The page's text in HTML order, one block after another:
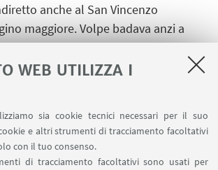
WEB UTILIZZA I
sia cookie tecnici necessari per il suo
e altri strumenti di tracciamento facoltativi
con il tuo consenso.
di tracciamento facoltativi sono usati per
anche al San Vincenzo
maggiore.Volpe badava anzi a
di Ludovico venne intesa dai tre
la sua novità e precocità, come
in un’analoga quinta
con le Stigmate di
firmata e datata 1586.